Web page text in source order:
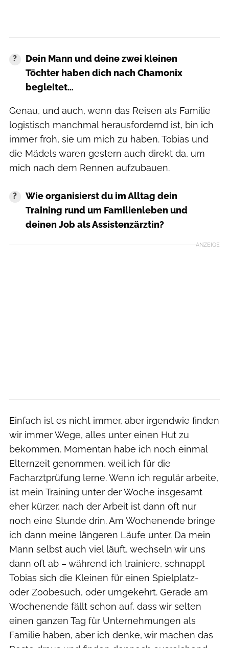
Dein Mann und deine zwei kleinen
Töchter haben dich nach Chamonix
begleitet…
Genau, und auch, wenn das Reisen als Familie
logistisch manchmal herausfordernd ist, bin ich
immer froh, sie um mich zu haben. Tobias und
die Mädels waren gestern auch direkt da, um
mich nach dem Rennen aufzubauen.
Wie organisierst du im Alltag dein
Training rund um Familienleben und
deinen Job als Assistenzärztin?
ANZEIGE
Einfach ist es nicht immer, aber irgendwie finden
wir immer Wege, alles unter einen Hut zu
bekommen. Momentan habe ich noch einmal
Elternzeit genommen, weil ich für die
Facharztprüfung lerne. Wenn ich regulär arbeite,
ist mein Training unter der Woche insgesamt
eher kürzer, nach der Arbeit ist dann oft nur
noch eine Stunde drin. Am Wochenende bringe
ich dann meine längeren Läufe unter. Da mein
Mann selbst auch viel läuft, wechseln wir uns
dann oft ab – während ich trainiere, schnappt
Tobias sich die Kleinen für einen Spielplatz-
oder Zoobesuch, oder umgekehrt. Gerade am
Wochenende fällt schon auf, dass wir selten
einen ganzen Tag für Unternehmungen als
Familie haben, aber ich denke, wir machen das